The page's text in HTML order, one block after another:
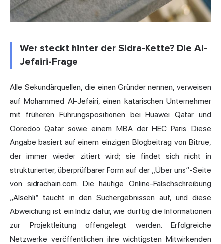
Wer steckt hinter der Sidra-Kette? Die Al-
Jefairi-Frage
Alle Sekundärquellen, die einen Gründer nennen, verweisen
auf Mohammed Al-Jefairi, einen katarischen Unternehmer
mit früheren Führungspositionen bei Huawei Qatar und
Ooredoo Qatar sowie einem MBA der HEC Paris. Diese
Angabe basiert auf einem einzigen Blogbeitrag von Bitrue,
der immer wieder zitiert wird; sie findet sich nicht in
strukturierter, überprüfbarer Form auf der „Über uns“-Seite
von sidrachain.com. Die häufige Online-Falschschreibung
„Alsehli“ taucht in den Suchergebnissen auf, und diese
Abweichung ist ein Indiz dafür, wie dürftig die Informationen
zur Projektleitung offengelegt werden. Erfolgreiche
Netzwerke veröffentlichen ihre wichtigsten Mitwirkenden